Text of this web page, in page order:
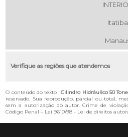
Itatiba
Verifique as regiões que atendemos
O conteúdo do texto "Cilindro Hidráulico 50
reservado. Sua reprodução, parcial ou total,
sem a autorização do autor. Crime de
Código Penal – Lei 9610/98 - Lei de direitos